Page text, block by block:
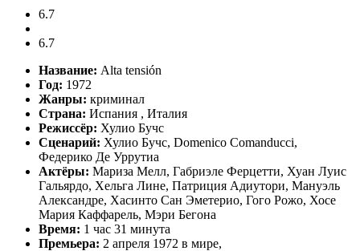
6.7
6.7
Название: Alta tensión
Год: 1972
Жанры: криминал
Страна: Испания , Италия
Режиссёр: Хулио Бучс
Сценарий: Хулио Бучс, Domenico Comanducci,
Федерико Де Уррутиа
Актёры: Мариза Мелл, Габриэле Ферцетти, Хуан Луис
Гальярдо, Хельга Лине, Патриция Адиутори, Мануэль
Александре, Хасинто Сан Эметерио, Гого Рожо, Хосе
Мария Каффарель, Мэри Бегона
Время: 1 час 31 минута
Премьера: 2 апреля 1972 в мире,